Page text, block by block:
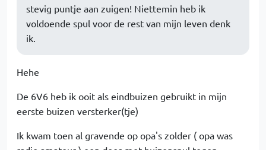
stevig puntje aan zuigen! Niettemin heb ik
voldoende spul voor de rest van mijn leven denk
ik.
Hehe
De 6V6 heb ik ooit als eindbuizen gebruikt in mijn
eerste buizen versterker(tje)
Ik kwam toen al gravende op opa's zolder ( opa was